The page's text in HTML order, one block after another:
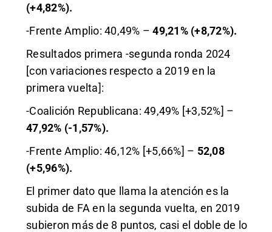
(+4,82%).
-Frente Amplio: 40,49% –49,21% (+8,72%).
Resultados primera -segunda ronda 2024
[con variaciones respecto a 2019 en la
primera vuelta]:
-Coalición Republicana: 49,49% [+3,52%] –
47,92% (-1,57%).
-Frente Amplio: 46,12% [+5,66%] – 52,08
(+5,96%).
El primer dato que llama la atención es la
subida de FA en la segunda vuelta, en 2019
subieron más de 8 puntos, casi el doble de lo